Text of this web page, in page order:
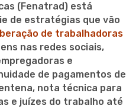
(Fenatrad) está
de estratégias que vão
de trabalhadoras
nas redes sociais,
e
de pagamentos de
nota técnica para
e juízes do trabalho até